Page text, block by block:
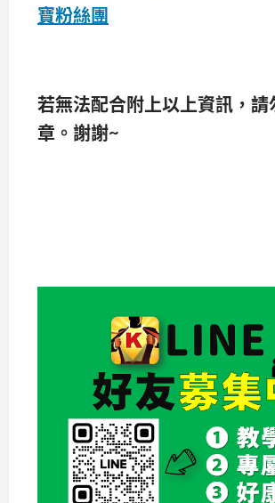
寶粉絲團
若無法配合附上以上資訊，請
章。​謝謝~